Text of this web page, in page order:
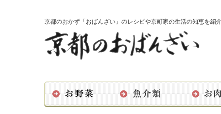
京都のおかず「おばんざい」のレシピや京町家の生活の知恵を紹